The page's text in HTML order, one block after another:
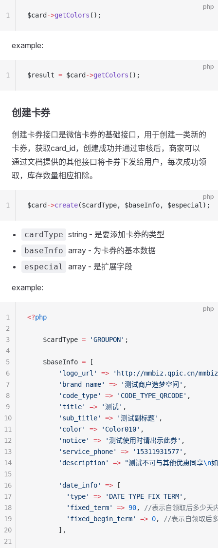
php
$card ->getColors ();
1
example:
php
$result = $card ->getColors ();
1
创建卡券
创建卡券接口是微信卡券的基础接口，用于创建一类新的
卡券，获取card_id，创建成功并通过审核后，商家可以
通过文档提供的其他接口将卡券下发给用户，每次成功领
取，库存数量相应扣除。
php
$card ->create($cardType, $baseInfo, $especial);
1
cardType string - 是要添加卡券的类型
baseInfo array - 为卡券的基本数据
especial array - 是扩展字段
example:
php
<?php
	$cardType
= 'GROUPON' ;
    $baseInfo
= [
        'logo_url'
=> 'http://mmbiz.qpic.cn/mmbiz/
        'brand_name'
=> '测试商户造梦空间' ,
        'code_type'
=> 'CODE_TYPE_QRCODE' ,
        'title'
=> '测试' ,
        'sub_title'
=> '测试副标题' ,
        'color'
=> 'Color010' ,
        'notice'
=> '测试使用时请出示此券' ,
        'service_phone'
=> '15311931577' ,
        'description'
=> "测试不可与其他优惠同享\n
        'date_info'
=> [
          'type'
=> 'DATE_TYPE_FIX_TERM' ,
          'fixed_term'
=> 90,
//表示自领取后多少天
          'fixed_begin_term'
=> 0,
//表示自领取后
        ],
1
2
3
4
5
6
7
8
9
10
11
12
13
14
15
16
17
18
19
20
21